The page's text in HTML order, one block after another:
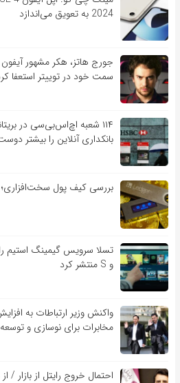
2024 به تعویق می‌اندازد
جورج هاتز، هکر مشهور
سمت خود در توییتر استعفا
۱۱۴ شعبه اچ‌اس‌بی‌سی در
بانکداری آنلاین را بیشتر
بررسی کیف‌ پول سخت‌افزاری؛
و S منتشر کرد
واکنش وزیر ارتباطات به
مخابرات برای نوسازی و توسعه